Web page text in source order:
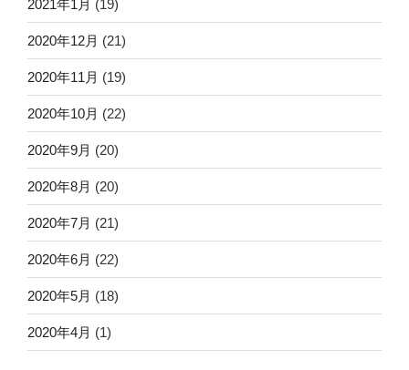
2021年1月 (19)
2020年12月 (21)
2020年11月 (19)
2020年10月 (22)
2020年9月 (20)
2020年8月 (20)
2020年7月 (21)
2020年6月 (22)
2020年5月 (18)
2020年4月 (1)